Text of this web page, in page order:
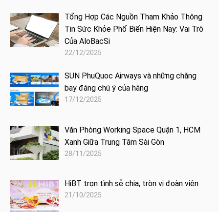
Tổng Hợp Các Nguồn Tham Khảo Thông
Tin Sức Khỏe Phổ Biến Hiện Nay: Vai Trò
Của AloBacSi
22/12/2025
SUN PhuQuoc Airways và những chặng
bay đáng chú ý của hãng
17/12/2025
Văn Phòng Working Space Quận 1, HCM
Xanh Giữa Trung Tâm Sài Gòn
28/11/2025
HiBT trọn tình sẻ chia, tròn vị đoàn viên
21/10/2025